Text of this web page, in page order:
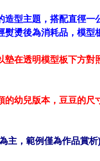
型主題，搭配直徑
燙後為消耗品，模型
在透明模型板下方
幼兒版本，豆豆的尺
主，範例僅為作品賞析)